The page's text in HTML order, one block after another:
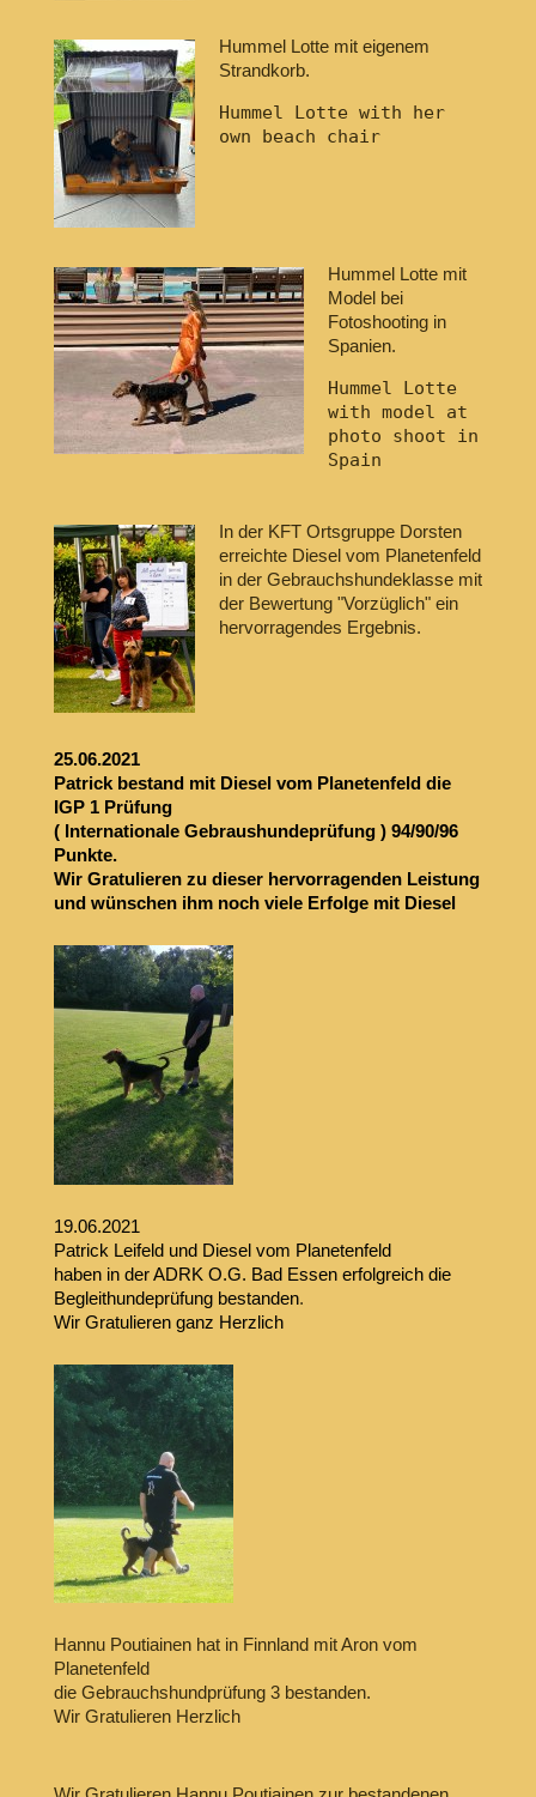
Hummel Lotte mit eigenem
Strandkorb.
Hummel Lotte with her
Hummel Lotte mit
Model bei
Fotoshooting in
Spanien.
Hummel Lotte
with model at
photo shoot in
In der KFT Ortsgruppe Dorsten
erreichte Diesel vom Planetenfeld
in der Gebrauchshundeklasse mit
der Bewertung "Vorzüglich" ein
hervorragendes Ergebnis.
25.06.2021
Patrick bestand mit Diesel vom Planetenfeld die
IGP 1 Prüfung
( Internationale Gebraushundeprüfung ) 94/90/96
Punkte.
Wir Gratulieren zu dieser hervorragenden Leistung
und wünschen ihm noch viele Erfolge mit Diesel
19.06.2021
Patrick Leifeld und Diesel vom Planetenfeld
haben in der ADRK O.G. Bad Essen erfolgreich die
Begleithundeprüfung bestanden.
Wir Gratulieren ganz Herzlich
Hannu Poutiainen hat in Finnland mit Aron vom
Planetenfeld
die Gebrauchshundprüfung 3 bestanden.
Wir Gratulieren Herzlich